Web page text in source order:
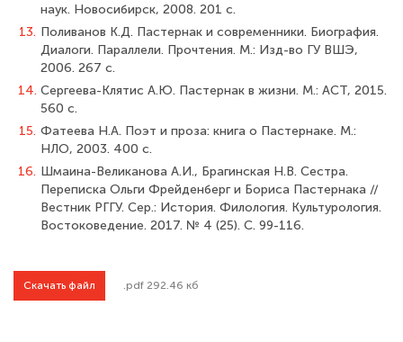
наук. Новосибирск, 2008. 201 с.
13. Поливанов К.Д. Пастернак и современники. Биография.
Диалоги. Параллели. Прочтения. М.: Изд-во ГУ ВШЭ,
2006. 267 с.
14. Сергеева-Клятис А.Ю. Пастернак в жизни. М.: АСТ, 2015.
560 с.
15. Фатеева Н.А. Поэт и проза: книга о Пастернаке. М.:
НЛО, 2003. 400 с.
16. Шмаина-Великанова А.И., Брагинская Н.В. Сестра.
Переписка Ольги Фрейден­берг и Бориса Пастернака //
Вестник РГГУ. Сер.: История. Филология. Культурология.
Востоковедение. 2017. № 4 (25). С. 99-116.
Скачать файл .pdf 292.46 кб